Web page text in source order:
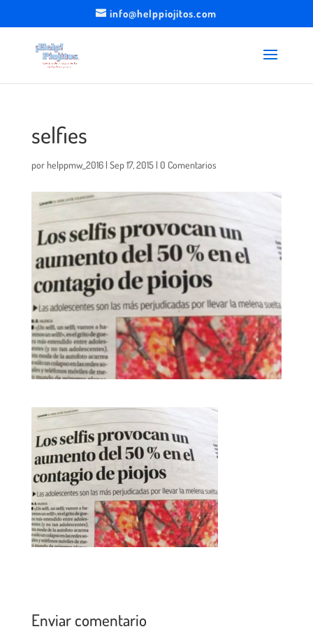
info@helppiojitos.com
selfies
porhelppmw_2016| Sep 17, 2015| 0 Comentarios
Enviar comentario